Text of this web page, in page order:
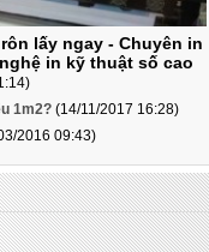
lấy ngay - Chuyên in
in kỹ thuật số cao
1m2? (14/11/2017 16:28)
2016 09:43)